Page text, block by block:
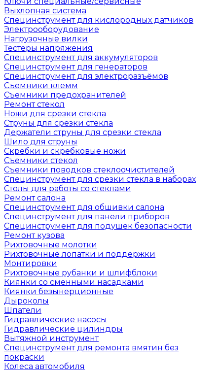
Выхлопная система
Специнструмент для кислородных датчиков
Электрооборудование
Нагрузочные вилки
Тестеры напряжения
Специнструмент для аккумуляторов
Специнструмент для генераторов
Специнструмент для электроразъёмов
Съемники клемм
Съемники предохранителей
Ремонт стекол
Ножи для срезки стекла
Струны для срезки стекла
Держатели струны для срезки стекла
Шило для струны
Скребки и скребковые ножи
Съемники стекол
Съемники поводков стеклоочистителей
Специнструмент для срезки стекла в наборах
Столы для работы со стеклами
Ремонт салона
Специнструмент для обшивки салона
Специнструмент для панели приборов
Специнструмент для подушек безопасности
Ремонт кузова
Рихтовочные молотки
Рихтовочные лопатки и поддержки
Монтировки
Рихтовочные рубанки и шлифблоки
Киянки со сменными насадками
Киянки безынерционные
Дыроколы
Шпатели
Гидравлические насосы
Гидравлические цилиндры
Вытяжной инструмент
Специнструмент для ремонта вмятин без
покраски
Колеса автомобиля